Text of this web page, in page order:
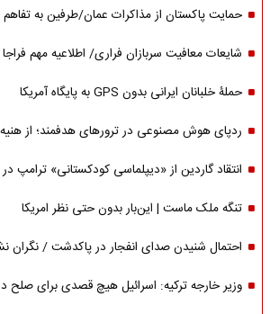
حمایت پاکستان از مذاکرات عمان/طرفین به تفاهم
شایعات معافیت سربازان فراری/ اطلاعیه مهم فراجا
حملۀ خلبانان ایرانی بدون GPS به پایگاه آمریکا
ردپای هوش مصنوعی در ترورهای هدفمند؛ از هنیه تا
انتقاد گاردین از «دیپلماسی کودکستانی» ترامپ در
تنگه ملک ماست | این‌بار بدون حتی نظر امریکا
احتمال شنیدن صدای انفجار در پاکدشت / نگران
وزیر خارجه ترکیه: اسرائیل هیچ قصدی برای صلح